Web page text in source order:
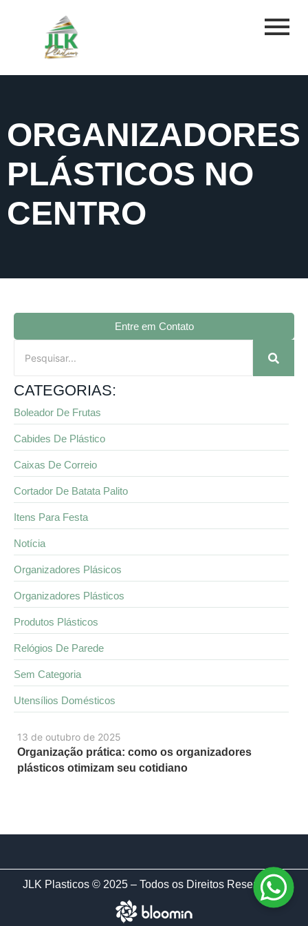
ORGANIZADORES
PLÁSTICOS NO
CENTRO
13 de outubro de 2025
Organização prática: como os organizadores
plásticos otimizam seu cotidiano
Entre em Contato
CATEGORIAS:
Boleador De Frutas
Cabides De Plástico
Caixas De Correio
Cortador De Batata Palito
Itens Para Festa
Notícia
Organizadores Plásicos
Organizadores Plásticos
Produtos Plásticos
Relógios De Parede
Sem Categoria
Utensílios Domésticos
JLK Plasticos © 2025 – Todos os Direitos Reservados